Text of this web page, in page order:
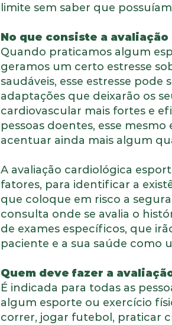
limite sem saber que
No que consiste a
Quando praticamos algum
geramos um certo estresse
saudáveis, esse estresse pode
adaptações que deixarão os
cardiovascular mais fortes e
pessoas doentes, esse
acentuar ainda mais algum
A avaliação cardiológica
fatores, para identificar a
que coloque em risco a
consulta onde se avalia o
de exames específicos, que
paciente e a sua saúde como
Quem deve fazer a
É indicada para todas as
algum esporte ou exercício
correr, jogar futebol, praticar